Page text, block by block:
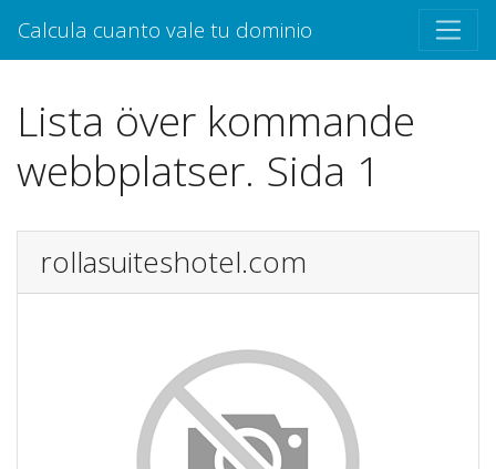
Calcula cuanto vale tu dominio
Lista över kommande
webbplatser. Sida 1
rollasuiteshotel.com